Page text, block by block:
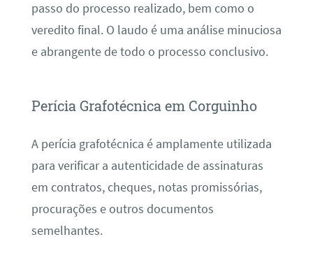
passo do processo realizado, bem como o
veredito final. O laudo é uma análise minuciosa
e abrangente de todo o processo conclusivo.
Perícia Grafotécnica em Corguinho
A perícia grafotécnica é amplamente utilizada
para verificar a autenticidade de assinaturas
em contratos, cheques, notas promissórias,
procurações e outros documentos
semelhantes.